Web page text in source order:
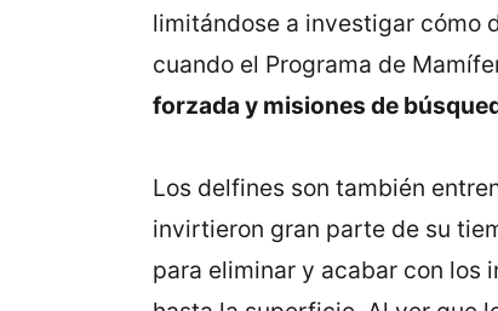
limitándose a investigar cómo
cuando el Programa de
forzada y misiones de
Los delfines son también
invirtieron gran parte de su
para eliminar y acabar con los